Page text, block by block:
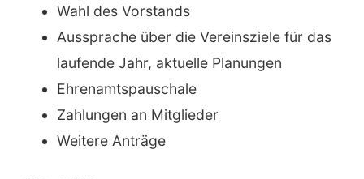
Wahl des Vorstands
Aussprache über die Vereinsziele für das
laufende Jahr, aktuelle Planungen
Ehrenamtspauschale
Zahlungen an Mitglieder
Weitere Anträge